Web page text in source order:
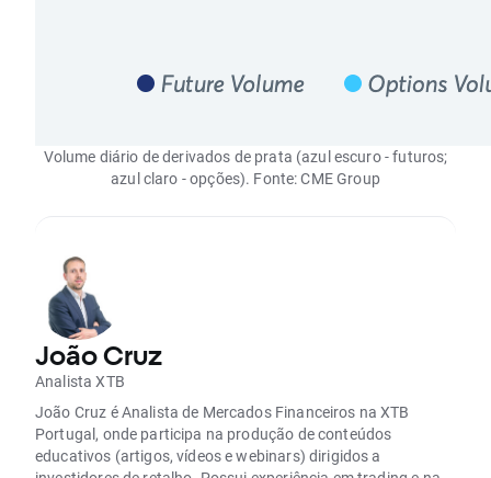
Volume diário de derivados de prata (azul escuro - futuros;
azul claro - opções). Fonte: CME Group
João Cruz
Analista XTB
João Cruz é Analista de Mercados Financeiros na XTB
Portugal, onde participa na produção de conteúdos
educativos (artigos, vídeos e webinars) dirigidos a